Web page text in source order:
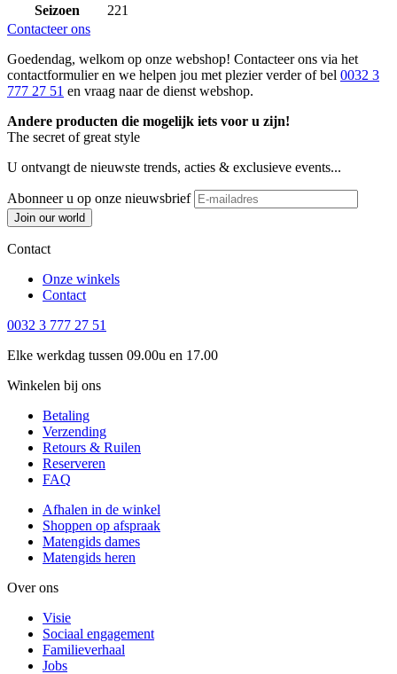
Seizoen
221
Contacteer ons
Goedendag, welkom op onze webshop! Contacteer ons via het
contactformulier en we helpen jou met plezier verder of bel 0032 3
777 27 51 en vraag naar de dienst webshop.
Andere producten die mogelijk iets voor u zijn!
The secret of great style
U ontvangt de nieuwste trends, acties & exclusieve events...
Abonneer u op onze nieuwsbrief
Join our world
Contact
Onze winkels
Contact
0032 3 777 27 51
Elke werkdag tussen 09.00u en 17.00
Winkelen bij ons
Betaling
Verzending
Retours & Ruilen
Reserveren
FAQ
Afhalen in de winkel
Shoppen op afspraak
Matengids dames
Matengids heren
Over ons
Visie
Sociaal engagement
Familieverhaal
Jobs